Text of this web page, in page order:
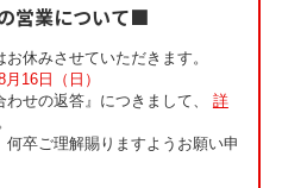
営業について■
休みさせていただきます。
16日（日）
わせの返答』につきまして、 詳
卒ご理解賜りますようお願い申